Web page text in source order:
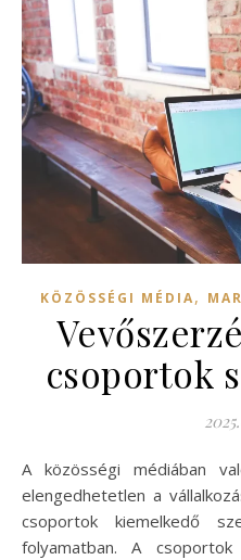
KÖZÖSSÉGI MÉDIA,
csoportok
A közösségi médiában való aktív jelenlét napjainkban
elengedhetetlen a
csoportok kiemelkedő
folyamatban. A